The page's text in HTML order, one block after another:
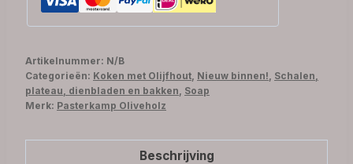
Artikelnummer: N/B
Categorieën: Koken met Olijfhout Nieuw binnen! Schalen,
plateau, dienbladen en bakken Soap
Merk: Pasterkamp Oliveholz
Beschrijving